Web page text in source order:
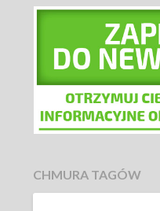
CHMURA TAGÓW